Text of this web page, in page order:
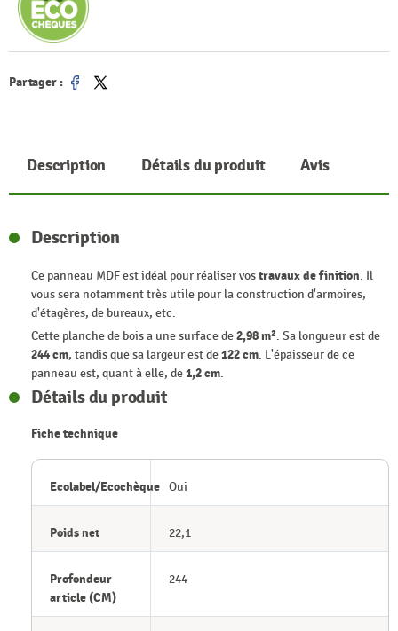
Partager :
Partager
Tweet
Description Détails du produit Avis
Description
Ce panneau MDF est idéal pour réaliser vostravaux de finition. Il
vous sera notamment très utile pour la construction d'armoires,
d'étagères, de bureaux, etc.
Cette planche de bois a une surface de2,98 m². Sa longueur est de
244 cm, tandis que sa largeur est de122 cm. L'épaisseur de ce
panneau est, quant à elle, de1,2 cm.
Détails du produit
Fiche technique
Ecolabel/Ecochèque Oui
Poids net 22,1
Profondeur
article (CM)
244